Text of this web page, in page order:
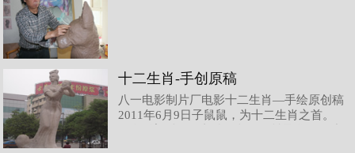
十二生肖-手创原稿
八一电影制片厂电影十二生肖—手绘原创稿
2011年6月9日子鼠鼠，为十二生肖之首。